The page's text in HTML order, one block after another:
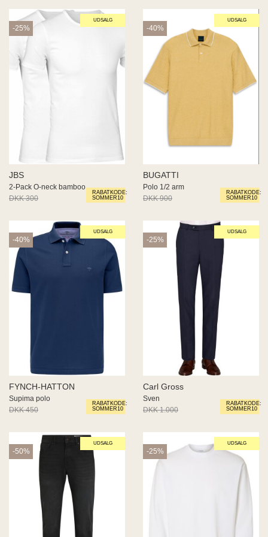
UDSALG
RABATKODE:
SOMMER10
-25%
JBS
2-Pack O-neck bamboo
DKK 300
DKK 225
UDSALG
RABATKODE:
SOMMER10
-40%
BUGATTI
Polo 1/2 arm
DKK 900
DKK 540
UDSALG
RABATKODE:
SOMMER10
-40%
FYNCH-HATTON
Supima polo
DKK 450
DKK 270
UDSALG
RABATKODE:
SOMMER10
-25%
Carl Gross
Sven
DKK 1.000
DKK 750
UDSALG
-50%
UDSALG
-25%